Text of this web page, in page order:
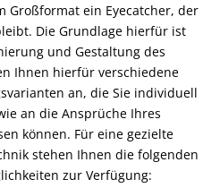
Großformat ein Eyecatcher, der
Die Grundlage hierfür ist
und Gestaltung des
Ihnen hierfür verschiedene
an, die Sie individuell
an die Ansprüche Ihres
können. Für eine gezielte
stehen Ihnen die folgenden
zur Verfügung: